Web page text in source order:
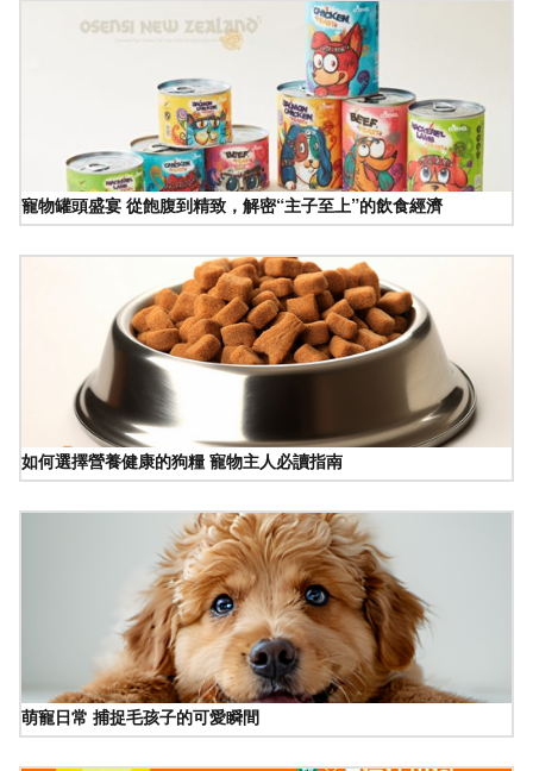
寵物罐頭盛宴 從飽腹到精致，解密“主子至上”的飲食經濟
如何選擇營養健康的狗糧 寵物主人必讀指南
萌寵日常 捕捉毛孩子的可愛瞬間